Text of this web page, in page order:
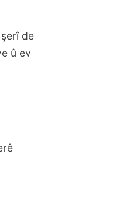
de
û ev